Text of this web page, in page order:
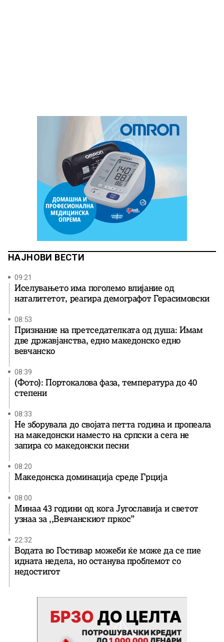
НАЈНОВИ ВЕСТИ
09:21
Иселувањето има поголемо влијание од
наталитетот, реагира демографот Герасимовски
08:53
Признание на претседателката од душа: Имам
две државјанства, едно македонско едно
вевчанско
08:39
(Фото): Портокалова фаза, температура до 40
степени
08:33
Не зборувала до својата петта година и пропеала
на македонски наместо на српски а сега не
запира со македонски песни
08:20
Македонска доминација среде Грција
08:00
Минаа 43 години од кога Југославија и светот
узнаа за ,,Вевчанскиот пркос”
22:32
Водата во Гостивар можеби ќе може да се пие
идната недела, но останува проблемот со
недостигот